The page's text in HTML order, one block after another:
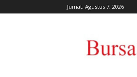
Jumat, Agustus 7, 2026